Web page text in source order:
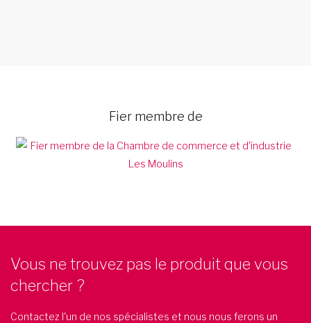
Fier membre de
Vous ne trouvez pas le produit que vous
chercher ?
Contactez l'un de nos spécialistes et nous nous ferons un